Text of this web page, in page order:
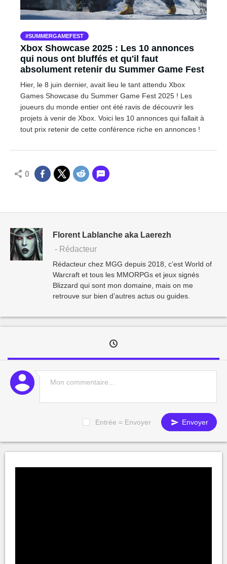
SUMMERGAMEFEST
Xbox Showcase 2025 : Les 10 annonces
qui nous ont bluffés et qu'il faut
absolument retenir du Summer Game Fest
Hier, le 8 juin dernier, avait lieu le tant attendu Xbox
Games Showcase du Summer Game Fest 2025 ! Les
joueurs du monde entier ont été ravis de découvrir les
projets à venir de Xbox. Voici les 10 annonces qui fallait à
tout prix retenir de cette conférence riche en annonces !
0
Florent Lablanche aka Laerezh
- Rédacteur
Rédacteur chez MGG depuis 2018, c’est World of
Warcraft et tous les MMORPGs et jeux signés
Blizzard qui sont mon domaine, mais on me
retrouve sur bien d’autres actus ou guides.
Entrée = Envoyer Envoyer